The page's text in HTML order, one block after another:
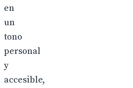
en
un
tono
personal
y
accesible,